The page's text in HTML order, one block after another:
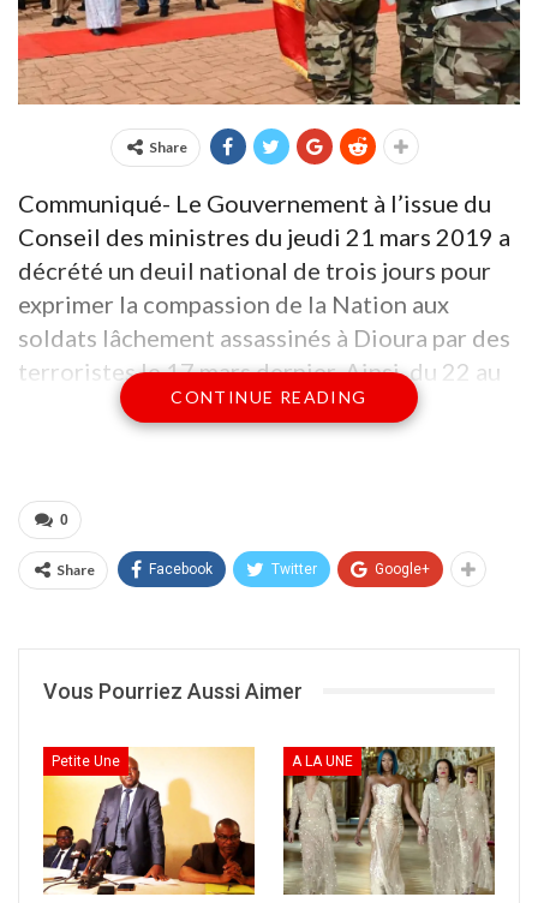
Share
Communiqué- Le Gouvernement à l’issue du
Conseil des ministres du jeudi 21 mars 2019 a
décrété un deuil national de trois jours pour
exprimer la compassion de la Nation aux
soldats lâchement assassinés à Dioura par des
terroristes le 17 mars dernier. Ainsi, du 22 au
24 mars 2019, le drapeau malien sera mis en
berne. Le Gouvernement renouvelle ses
souhaite prompt rétablissement aux blessés. Il
assure que les coupables de ces crimes
ignominieux ne resteront pas impunis.
femmes et veuves à Kati
Partager :
Cliquer
imprimer(ouvre
dans
une
nouvelle
fenêtre)
CONTINUE READING
0
Share Facebook Twitter Google+
Vous Pourriez Aussi Aimer
Petite Une A LA UNE